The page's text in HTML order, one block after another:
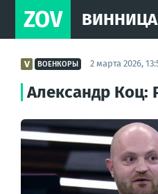
ZOV ВИННИЦА
ВОЕНКОРЫ 2 марта 2026,
Александр Коц: